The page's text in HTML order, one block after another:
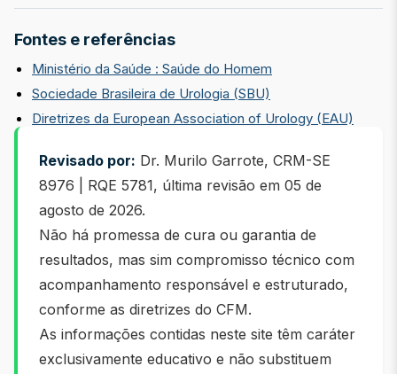
Fontes e referências
Ministério da Saúde : Saúde do Homem
Sociedade Brasileira de Urologia (SBU)
Diretrizes da European Association of Urology (EAU)
Revisado por: Dr. Murilo Garrote, CRM-SE
8976 | RQE 5781, última revisão em 05 de
agosto de 2026.
Não há promessa de cura ou garantia de
resultados, mas sim compromisso técnico com
acompanhamento responsável e estruturado,
conforme as diretrizes do CFM.
As informações contidas neste site têm caráter
exclusivamente educativo e não substituem